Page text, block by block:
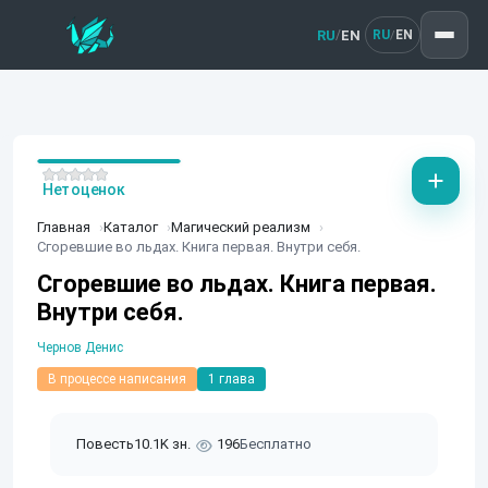
RU/EN RU/ EN
Главная Каталог
Магический реализм
Сгоревшие во льдах. Книга первая. Внутри себя.
Сгоревшие во льдах. Книга первая.
Внутри себя.
Чернов Денис
В процессе написания 1 глава
Повесть10.1K зн. 196Бесплатно
Нет оценок